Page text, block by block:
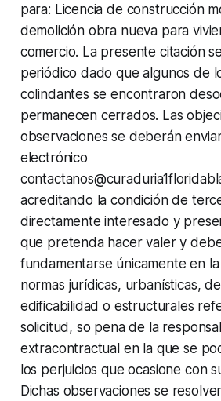
para: Licencia de construcción
demolición obra nueva para
comercio. La presente citación
periódico dado que algunos de
colindantes se encontraron
permanecen cerrados. Las
observaciones se deberán
electrónico
acreditando la condición de
directamente interesado y
que pretenda hacer valer y
fundamentarse únicamente en
normas jurídicas, urbanísticas,
edificabilidad o estructurales
solicitud, so pena de la
extracontractual en la que se
los perjuicios que ocasione con
Dichas observaciones se